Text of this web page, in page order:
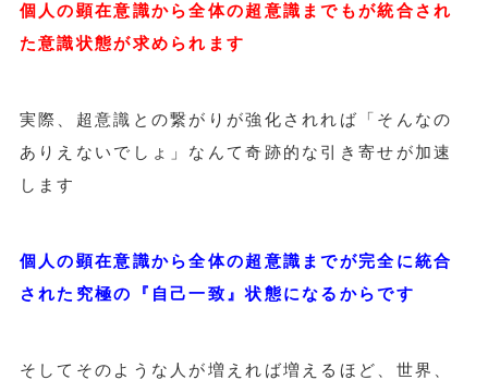
個人の顕在意識から全体の超意識までもが統合され
た意識状態が求められます
実際、超意識との繋がりが強化されれば「そんなの
ありえないでしょ」なんて奇跡的な引き寄せが加速
します
個人の顕在意識から全体の超意識までが完全に統合
された究極の『自己一致』状態になるからです
そしてそのような人が増えれば増えるほど、世界、